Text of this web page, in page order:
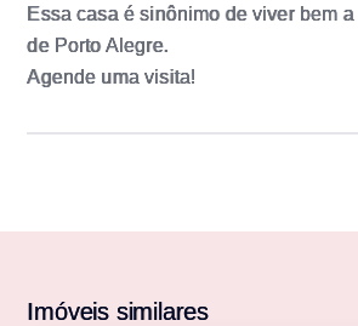
Essa casa é sinônimo de viver bem
de Porto Alegre.
Agende uma visita!
Imóveis similares